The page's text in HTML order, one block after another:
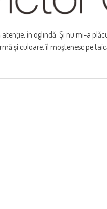
în oglindă. Şi nu mi-a
şi culoare, îl moştenesc pe